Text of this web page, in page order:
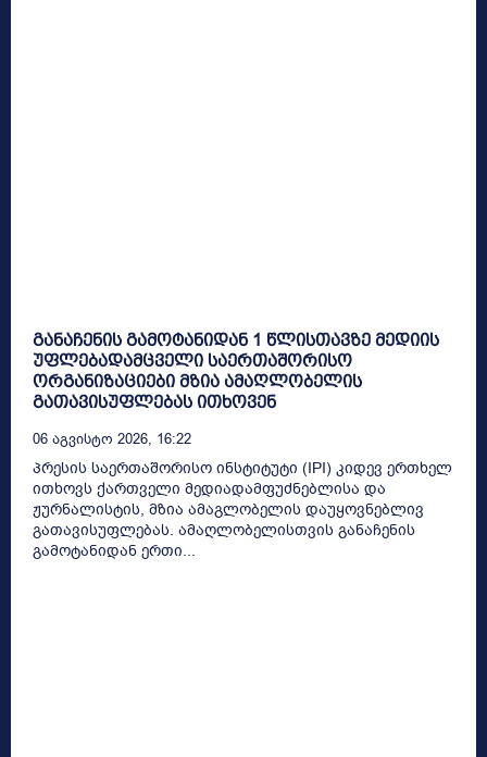
განაჩენის გამოტანიდან 1 წლისთავზე მედიის
უფლებადამცველი საერთაშორისო
ორგანიზაციები მზია ამაღლობელის
გათავისუფლებას ითხოვენ
06 Აგვისტო 2026, 16:22
პრესის საერთაშორისო ინსტიტუტი (IPI) კიდევ ერთხელ
ითხოვს ქართველი მედიადამფუძნებლისა და
ჟურნალისტის, მზია ამაგლობელის დაუყოვნებლივ
გათავისუფლებას. ამაღლობელისთვის განაჩენის
გამოტანიდან ერთი...